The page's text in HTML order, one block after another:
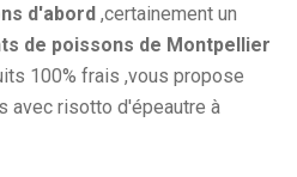
d'abord ,certainement un
de poissons de Montpellier
100% frais ,vous propose
avec risotto d'épeautre à